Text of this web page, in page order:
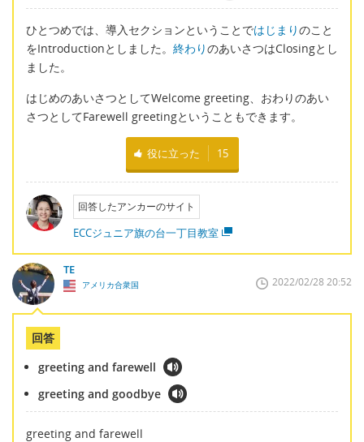
ひとつめでは、導入セクションということではじまりのこと
をIntroductionとしました。 終わりのあいさつはClosingとし
ました。
はじめのあいさつとしてWelcome greeting、おわりのあい
さつとしてFarewell greetingということもできます。
役に立った 15
回答したアンカーのサイト
ECCジュニア旗の台一丁目教室
TE
アメリカ合衆国 2022/02/28 20:52
回答
greeting and farewell
greeting and goodbye
greeting and farewell